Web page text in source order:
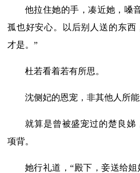
他拉住她的手，凑近她，嗓
孤也好安心。以后别人送的东西
才是。”
杜若看着若有所思。
沈侧妃的恩宠，非其他人所能
就算是曾被盛宠过的楚良娣
项背。
她行礼道，“殿下，妾送给